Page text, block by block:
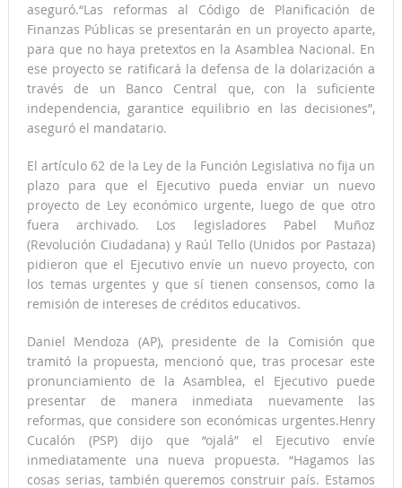
aseguró.“Las reformas al Código de Planificación de
Finanzas Públicas se presentarán en un proyecto aparte,
para que no haya pretextos en la Asamblea Nacional. En
ese proyecto se ratificará la defensa de la dolarización a
través de un Banco Central que, con la suficiente
independencia, garantice equilibrio en las decisiones”,
aseguró el mandatario.
El artículo 62 de la Ley de la Función Legislativa no fija un
plazo para que el Ejecutivo pueda enviar un nuevo
proyecto de Ley económico urgente, luego de que otro
fuera archivado. Los legisladores Pabel Muñoz
(Revolución Ciudadana) y Raúl Tello (Unidos por Pastaza)
pidieron que el Ejecutivo envíe un nuevo proyecto, con
los temas urgentes y que sí tienen consensos, como la
remisión de intereses de créditos educativos.
Daniel Mendoza (AP), presidente de la Comisión que
tramitó la propuesta, mencionó que, tras procesar este
pronunciamiento de la Asamblea, el Ejecutivo puede
presentar de manera inmediata nuevamente las
reformas, que considere son económicas urgentes.Henry
Cucalón (PSP) dijo que “ojalá” el Ejecutivo envíe
inmediatamente una nueva propuesta. “Hagamos las
cosas serias, también queremos construir país. Estamos